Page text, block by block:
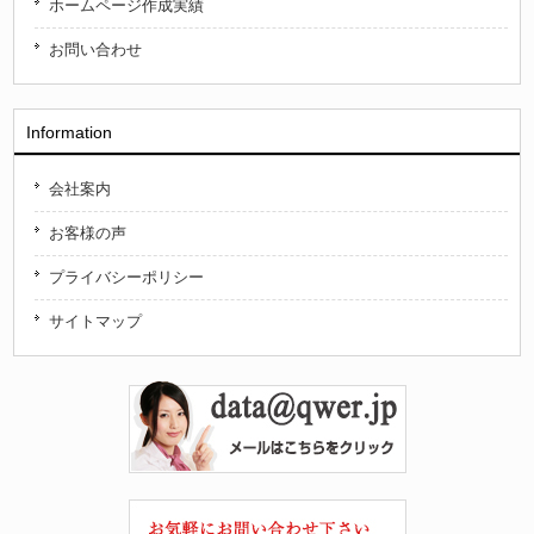
ホームページ作成実績
お問い合わせ
Information
会社案内
お客様の声
プライバシーポリシー
サイトマップ